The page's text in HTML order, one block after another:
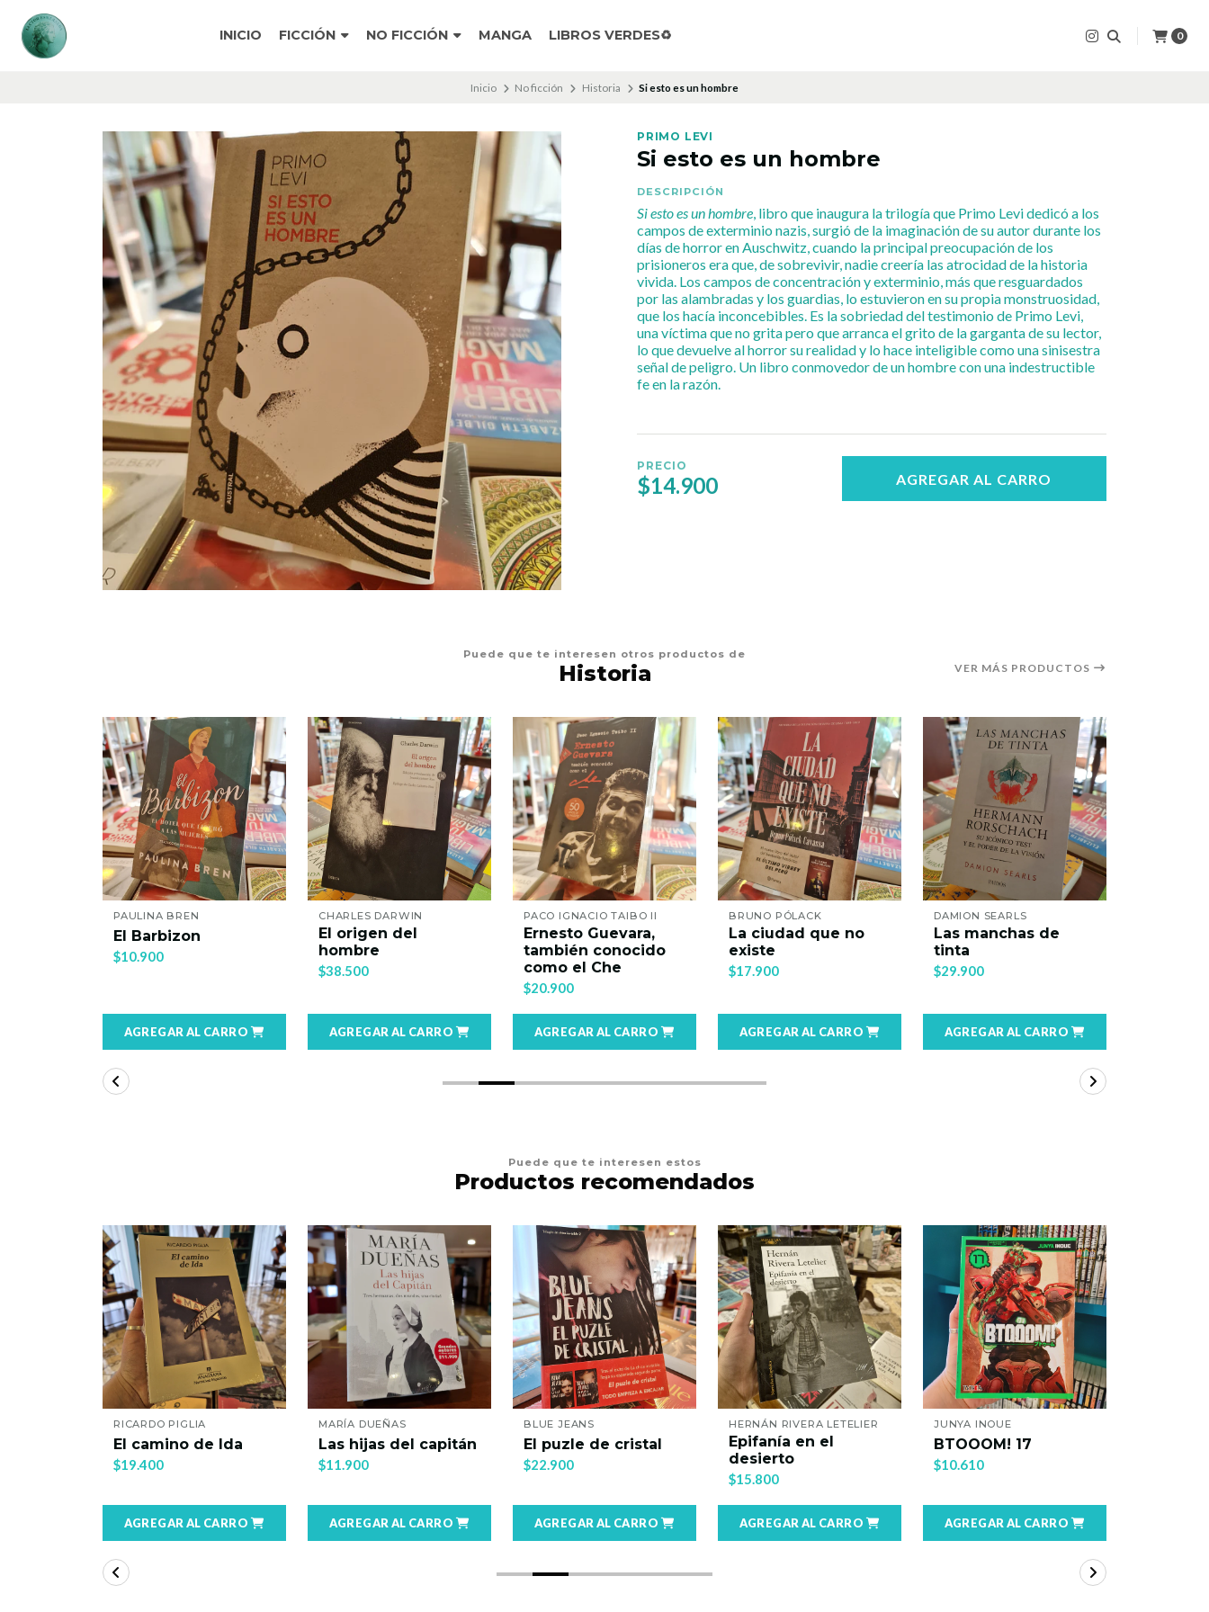
INICIO FICCIÓN NO FICCIÓN MANGA LIBROS VERDES♻️ 0
Inicio No ficción Historia Si esto es un hombre
PRIMO LEVI
Si esto es un hombre
DESCRIPCIÓN
Si esto es un hombre, libro que inaugura la trilogía que Primo Levi dedicó a los
campos de exterminio nazis, surgió de la imaginación de su autor durante los
días de horror en Auschwitz, cuando la principal preocupación de los
prisioneros era que, de sobrevivir, nadie creería las atrocidad de la historia
vivida. Los campos de concentración y exterminio, más que resguardados
por las alambradas y los guardias, lo estuvieron en su propia monstruosidad,
que los hacía inconcebibles. Es la sobriedad del testimonio de Primo Levi,
una víctima que no grita pero que arranca el grito de la garganta de su lector,
lo que devuelve al horror su realidad y lo hace inteligible como una sinisestra
señal de peligro. Un libro conmovedor de un hombre con una indestructible
fe en la razón.
PRECIO
$14.900 AGREGAR AL CARRO
Puede que te interesen otros productos de
Historia VER MÁS PRODUCTOS
PAULINA BREN
El Barbizon
$10.900
AGREGAR AL CARRO
CHARLES DARWIN
El origen del
hombre
$38.500
AGREGAR AL CARRO
PACO IGNACIO TAIBO II
Ernesto Guevara,
también conocido
como el Che
$20.900
AGREGAR AL CARRO
BRUNO PÓLACK
La ciudad que no
existe
$17.900
AGREGAR AL CARRO
DAMION SEARLS
Las manchas de
tinta
$29.900
AGREGAR AL CARRO
Puede que te interesen estos
Productos recomendados
RICARDO PIGLIA
El camino de Ida
$19.400
AGREGAR AL CARRO
MARÍA DUEÑAS
Las hijas del capitán
$11.900
AGREGAR AL CARRO
BLUE JEANS
El puzle de cristal
$22.900
AGREGAR AL CARRO
HERNÁN RIVERA LETELIER
Epifanía en el
desierto
$15.800
AGREGAR AL CARRO
JUNYA INOUE
BTOOOM! 17
$10.610
AGREGAR AL CARRO